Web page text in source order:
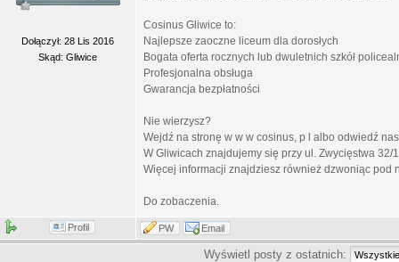
Dołączył: 28 Lis 2016
Skąd: Gliwice
Cosinus Gliwice to:
Najlepsze zaoczne liceum dla dorosłych
Bogata oferta rocznych lub dwuletnich szkół
Profesjonalna obsługa
Gwarancja bezpłatności
Nie wierzysz?
Wejdź na stronę w w w cosinus, p l albo odwiedź
W Gliwicach znajdujemy się przy ul. Zwycięstwa 32/
Więcej informacji znajdziesz również dzwoniąc pod
Do zobaczenia.
Profil PW Email
Wyświetl posty z ostatnich: